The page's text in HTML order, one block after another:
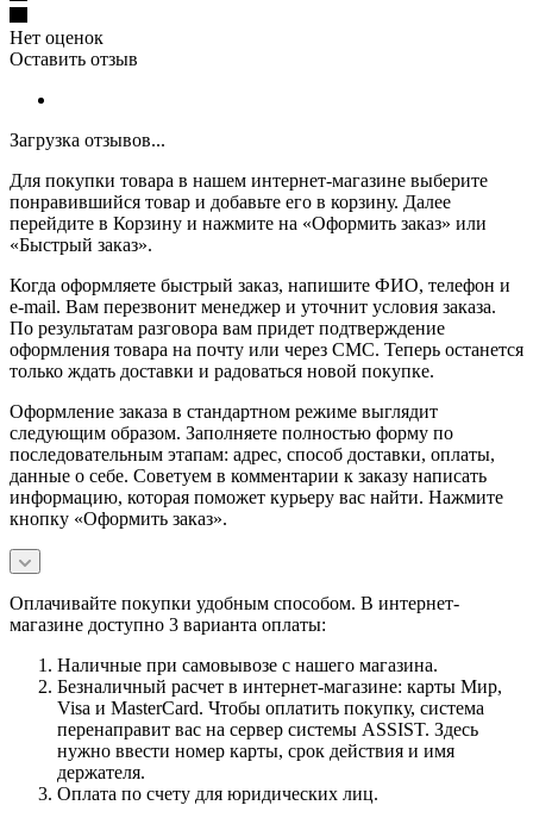
Нет оценок
Оставить отзыв
Загрузка отзывов...
Для покупки товара в нашем интернет-магазине выберите
понравившийся товар и добавьте его в корзину. Далее
перейдите в Корзину и нажмите на «Оформить заказ» или
«Быстрый заказ».
Когда оформляете быстрый заказ, напишите ФИО, телефон и
e-mail. Вам перезвонит менеджер и уточнит условия заказа.
По результатам разговора вам придет подтверждение
оформления товара на почту или через СМС. Теперь останется
только ждать доставки и радоваться новой покупке.
Оформление заказа в стандартном режиме выглядит
следующим образом. Заполняете полностью форму по
последовательным этапам: адрес, способ доставки, оплаты,
данные о себе. Советуем в комментарии к заказу написать
информацию, которая поможет курьеру вас найти. Нажмите
кнопку «Оформить заказ».
Оплачивайте покупки удобным способом. В интернет-
магазине доступно 3 варианта оплаты:
Наличные при самовывозе с нашего магазина.
Безналичный расчет в интернет-магазине: карты Мир,
Visa и MasterCard. Чтобы оплатить покупку, система
перенаправит вас на сервер системы ASSIST. Здесь
нужно ввести номер карты, срок действия и имя
держателя.
Оплата по счету для юридических лиц.